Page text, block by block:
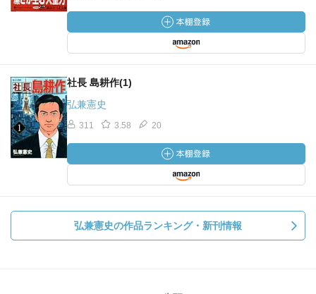
社長 島耕作(1)
弘兼憲史
311 3.58 20
弘兼憲史の作品ランキング・新刊情報